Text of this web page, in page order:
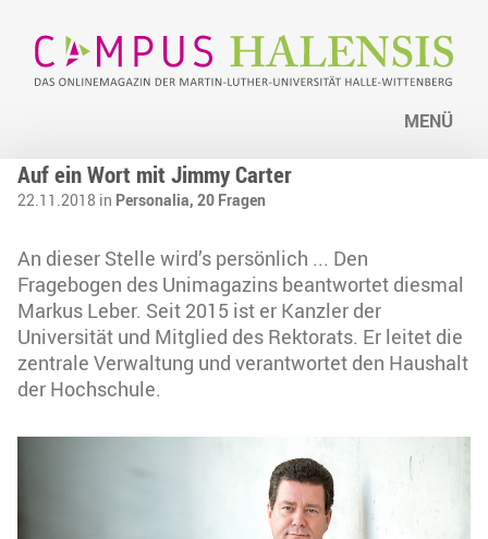
MENÜ
Auf ein Wort mit Jimmy Carter
22.11.2018 in Personalia, 20 Fragen
An dieser Stelle wird’s persönlich ... Den
Fragebogen des Unimagazins beantwortet diesmal
Markus Leber. Seit 2015 ist er Kanzler der
Universität und Mitglied des Rektorats. Er leitet die
zentrale Verwaltung und verantwortet den Haushalt
der Hochschule.